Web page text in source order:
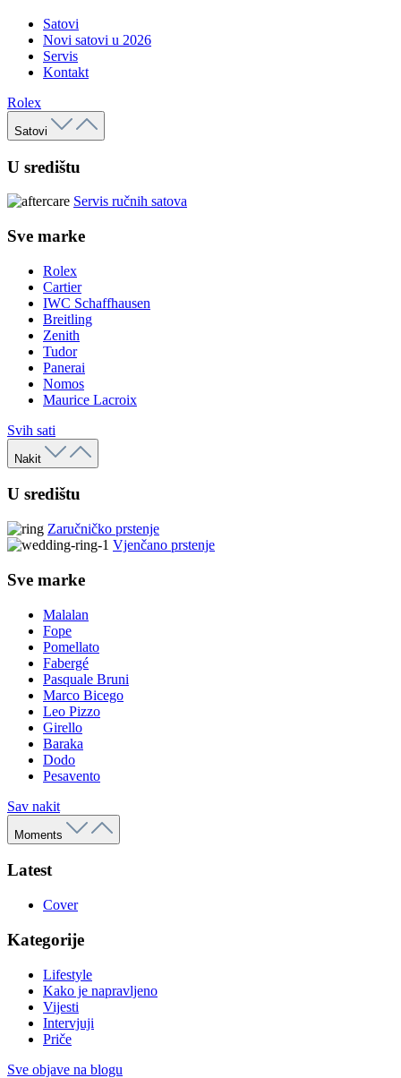
Satovi
Novi satovi u 2026
Servis
Kontakt
Rolex
Satovi
U središtu
Servis ručnih satova
Sve marke
Rolex
Cartier
IWC Schaffhausen
Breitling
Zenith
Tudor
Panerai
Nomos
Maurice Lacroix
Svih sati
Nakit
U središtu
Zaručničko prstenje
Vjenčano prstenje
Sve marke
Malalan
Fope
Pomellato
Fabergé
Pasquale Bruni
Marco Bicego
Leo Pizzo
Girello
Baraka
Dodo
Pesavento
Sav nakit
Moments
Latest
Cover
Kategorije
Lifestyle
Kako je napravljeno
Vijesti
Intervjuji
Priče
Sve objave na blogu